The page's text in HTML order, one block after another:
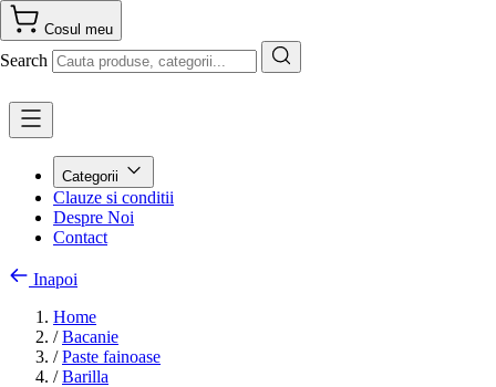
Cosul meu
Search
Categorii
Clauze si conditii
Despre Noi
Contact
Inapoi
Home
/ Bacanie
/ Paste fainoase
/ Barilla